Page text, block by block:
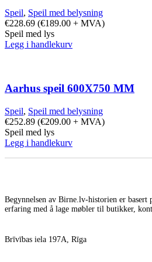
Speil, Speil med belysning
€228.69 (€189.00 + MVA)
Speil med lys
Legg i handlekurv
Aarhus speil 600X750 MM
Speil, Speil med belysning
€252.89 (€209.00 + MVA)
Speil med lys
Legg i handlekurv
Begynnelsen av Birne.lv-historien er basert
erfaring med å lage møbler til butikker,
Brīvības iela 197A, Rīga